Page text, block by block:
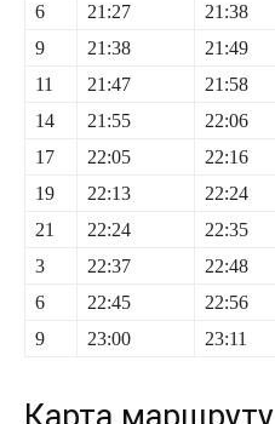
6
21:27 21:38
9
21:38 21:49
11
21:47 21:58
14
21:55 22:06
17
22:05 22:16
19
22:13 22:24
21
22:24 22:35
3
22:37 22:48
6
22:45 22:56
9
23:00 23:11